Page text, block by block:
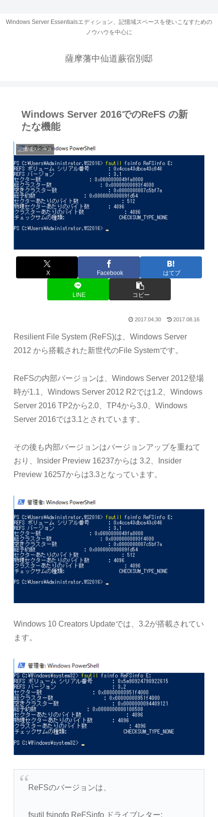
Windows Server Essentialsエディション、記憶域スペースを使いこなすための
ノウハウを中心に
薩摩藩中仙道蕨宿別邸
Windows Server 2016でのReFS の新
たな機能
記憶域スペース
X Facebook はてブ
LINE コピー
2017.04.30 2017.08.16
Resilient File System (ReFS)は、Windows Server
2012 から搭載された新世代のFile Systemです。
ReFSの内部バージョンは、Windows Server 2012登場
時が1.1、Windows Server 2012 R2では1.2、Windows
Server 2016 TP2から2.0、TP4から3.0、Windows
Server 2016では3.1とされています。
その後も内部バージョンはバージョンアップを重ねて
おり、Insider Preview 16237からは 3.2、Insider
Preview 16257からは3.3となっています。
Windows 10 Creators Updateでは、3.2が搭載されてい
ます。
ReFSのバージョンは、
fsutil fsinofo ReFSinfo ドライブレター: